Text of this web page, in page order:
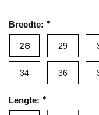
Lees meer
Breedte: *
28 29
34 36
Lengte: *